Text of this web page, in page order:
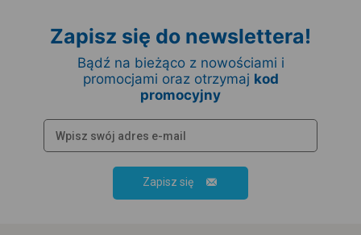
Zapisz się do newslettera!
Bądź na bieżąco z nowościami i
promocjami oraz otrzymaj kod
promocyjny
Zapisz się